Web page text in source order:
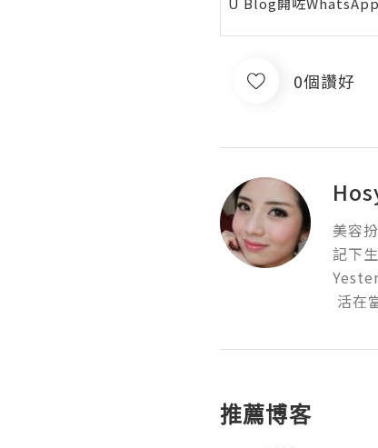
0個讚好
美容
記下
活在
推薦博客